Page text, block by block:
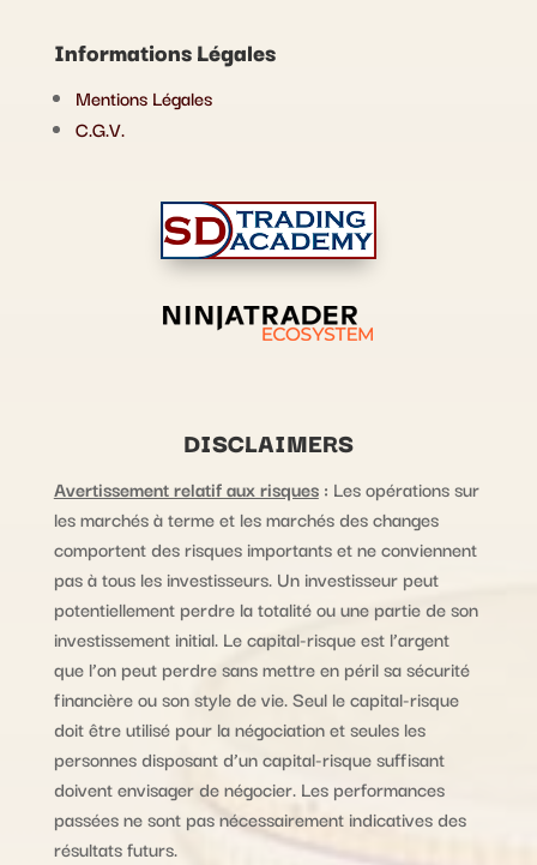
Informations Légales
Mentions Légales
C.G.V.
DISCLAIMERS
Avertissement relatif aux risques: Les opérations sur
les marchés à terme et les marchés des changes
comportent des risques importants et ne conviennent
pas à tous les investisseurs. Un investisseur peut
potentiellement perdre la totalité ou une partie de son
investissement initial. Le capital-risque est l’argent
que l’on peut perdre sans mettre en péril sa sécurité
financière ou son style de vie. Seul le capital-risque
doit être utilisé pour la négociation et seules les
personnes disposant d’un capital-risque suffisant
doivent envisager de négocier. Les performances
passées ne sont pas nécessairement indicatives des
résultats futurs.